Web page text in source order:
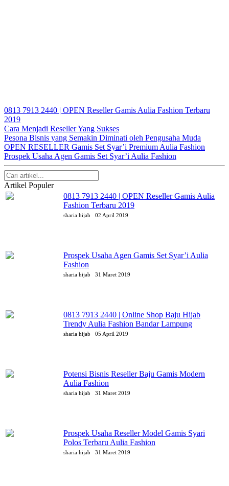
0813 7913 2440 | OPEN Reseller Gamis Aulia Fashion Terbaru
2019
Cara Menjadi Reseller Yang Sukses
Pesona Bisnis yang Semakin Diminati oleh Pengusaha Muda
OPEN RESELLER Gamis Set Syar’i Premium Aulia Fashion
Prospek Usaha Agen Gamis Set Syar’i Aulia Fashion
Artikel Populer
0813 7913 2440 | OPEN Reseller Gamis Aulia
Fashion Terbaru 2019
sharia hijab 02 April 2019
Prospek Usaha Agen Gamis Set Syar’i Aulia
Fashion
sharia hijab 31 Maret 2019
0813 7913 2440 | Online Shop Baju Hijab
Trendy Aulia Fashion Bandar Lampung
sharia hijab 05 April 2019
Potensi Bisnis Reseller Baju Gamis Modern
Aulia Fashion
sharia hijab 31 Maret 2019
Prospek Usaha Reseller Model Gamis Syari
Polos Terbaru Aulia Fashion
sharia hijab 31 Maret 2019